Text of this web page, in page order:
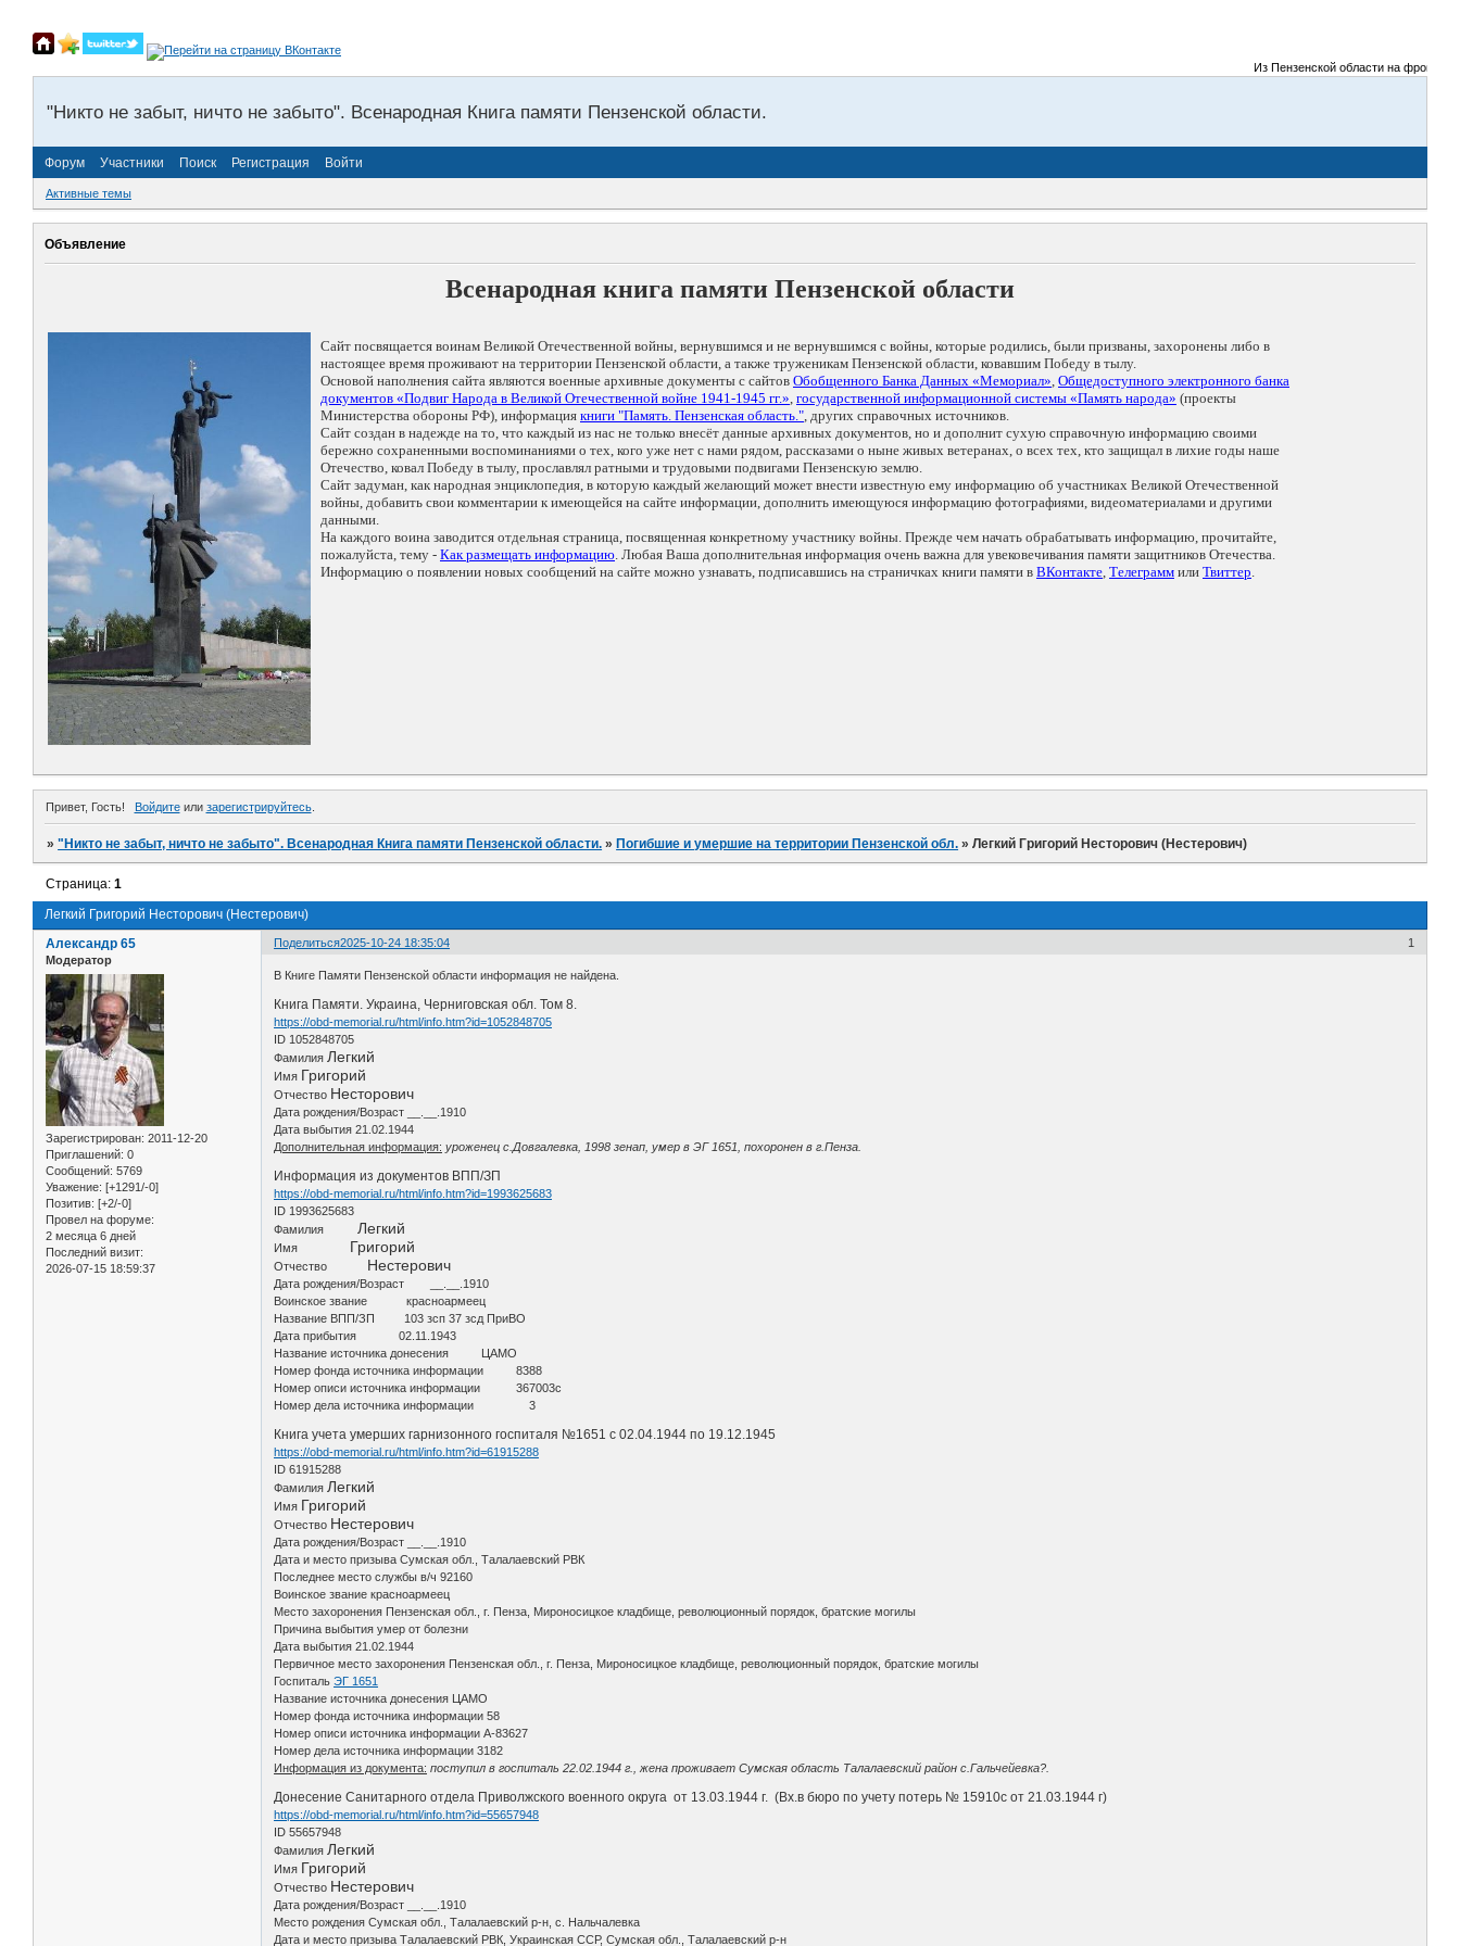
Из Пензенской области на фронты
"Никто не забыт, ничто не забыто". Всенародная Книга памяти Пензенской области.
Форум Участники Поиск Регистрация Войти
Активные темы
Объявление
Всенародная книга памяти Пензенской области
Сайт посвящается воинам Великой Отечественной войны, вернувшимся и не вернувшимся с войны, которые родились, были призваны, захоронены либо в
настоящее время проживают на территории Пензенской области, а также труженикам Пензенской области, ковавшим Победу в тылу.
Основой наполнения сайта являются военные архивные документы с сайтов Обобщенного Банка Данных «Мемориал», Общедоступного электронного банка
документов «Подвиг Народа в Великой Отечественной войне 1941-1945 гг.», государственной информационной системы «Память народа» (проекты
Министерства обороны РФ), информация книги "Память. Пензенская область.", других справочных источников.
Сайт создан в надежде на то, что каждый из нас не только внесёт данные архивных документов, но и дополнит сухую справочную информацию своими
бережно сохраненными воспоминаниями о тех, кого уже нет с нами рядом, рассказами о ныне живых ветеранах, о всех тех, кто защищал в лихие годы наше
Отечество, ковал Победу в тылу, прославлял ратными и трудовыми подвигами Пензенскую землю.
Сайт задуман, как народная энциклопедия, в которую каждый желающий может внести известную ему информацию об участниках Великой Отечественной
войны, добавить свои комментарии к имеющейся на сайте информации, дополнить имеющуюся информацию фотографиями, видеоматериалами и другими
данными.
На каждого воина заводится отдельная страница, посвященная конкретному участнику войны. Прежде чем начать обрабатывать информацию, прочитайте,
пожалуйста, тему - Как размещать информацию. Любая Ваша дополнительная информация очень важна для увековечивания памяти защитников Отечества.
Информацию о появлении новых сообщений на сайте можно узнавать, подписавшись на страничках книги памяти в ВКонтакте, Телеграмм или Твиттер.
Привет, Гость! Войдитеили зарегистрируйтесь.
»"Никто не забыт, ничто не забыто". Всенародная Книга памяти Пензенской области. » Погибшие и умершие на территории Пензенской обл. »Легкий Григорий Несторович (Нестерович)
Легкий Григорий Несторович (Нестерович)
Страница:1
Поделиться 1
2025-10-24 18:35:04
Александр 65
Модератор
Зарегистрирован: 2011-12-20
Приглашений: 0
Сообщений: 5769
Уважение: [+1291/-0]
Позитив: [+2/-0]
Провел на форуме:
2 месяца 6 дней
Последний визит:
2026-07-15 18:59:37
В Книге Памяти Пензенской области информация не найдена.
Книга Памяти. Украина, Черниговская обл. Том 8.
https://obd-memorial.ru/html/info.htm?id=1052848705
ID 1052848705
Фамилия Легкий
Имя Григорий
Отчество Несторович
Дата рождения/Возраст __.__.1910
Дата выбытия 21.02.1944
Дополнительная информация: уроженец с.Довгалевка, 1998 зенап, умер в ЭГ 1651, похоронен в г.Пенза.
Информация из документов ВПП/ЗП
https://obd-memorial.ru/html/info.htm?id=1993625683
ID 1993625683
Фамилия
Легкий
Имя Григорий
Отчество Нестерович
Дата рождения/Возраст __.__.1910
Воинское звание красноармеец
Название ВПП/ЗП 103 зсп 37 зсд ПриВО
Дата прибытия 02.11.1943
Название источника донесения ЦАМО
Номер фонда источника информации 8388
Номер описи источника информации 367003с
Номер дела источника информации 3
Книга учета умерших гарнизонного госпиталя №1651 с 02.04.1944 по 19.12.1945
https://obd-memorial.ru/html/info.htm?id=61915288
ID 61915288
Фамилия Легкий
Имя Григорий
Отчество Нестерович
Дата рождения/Возраст __.__.1910
Дата и место призыва Сумская обл., Талалаевский РВК
Последнее место службы в/ч 92160
Воинское звание красноармеец
Место захоронения Пензенская обл., г. Пенза, Мироносицкое кладбище, революционный порядок, братские могилы
Причина выбытия умер от болезни
Дата выбытия 21.02.1944
Первичное место захоронения Пензенская обл., г. Пенза, Мироносицкое кладбище, революционный порядок, братские могилы
ГоспитальЭГ 1651
Название источника донесения ЦАМО
Номер фонда источника информации 58
Номер описи источника информации А-83627
Номер дела источника информации 3182
Информация из документа: поступил в госпиталь 22.02.1944 г., жена проживает Сумская область Талалаевский район с.Гальчейевка?.
Донесение Санитарного отдела Приволжского военного округа от 13.03.1944 г. (Вх.в бюро по учету потерь № 15910с от 21.03.1944 г)
https://obd-memorial.ru/html/info.htm?id=55657948
ID 55657948
Фамилия Легкий
Имя Григорий
Отчество Нестерович
Дата рождения/Возраст __.__.1910
Место рождения Сумская обл., Талалаевский р-н, с. Нальчалевка
Дата и место призыва Талалаевский РВК, Украинская ССР, Сумская обл., Талалаевский р-н